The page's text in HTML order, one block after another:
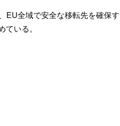
EU全域で安全な移転先を確保す
いる。